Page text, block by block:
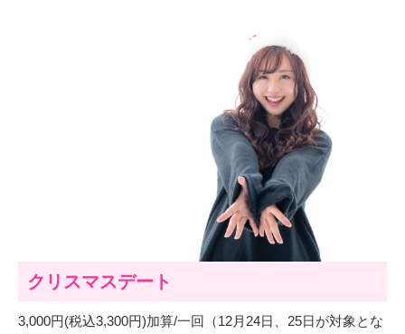
クリスマスデート
3,000円(税込3,300円)加算/一回（12月24日、25日が対象とな